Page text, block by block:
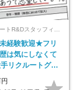
経験歓迎★フリ
は気にしなくて
リクルートグル